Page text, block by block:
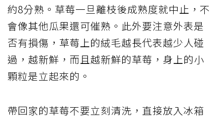
約8分熟。草莓一旦離枝後成熟度就中止，不
會像其他瓜果還可催熟。此外要注意外表是
否有損傷，草莓上的絨毛越長代表越少人碰
過，越新鮮，而且越新鮮的草莓，身上的小
顆粒是立起來的。
帶回家的草莓不要立刻清洗，直接放入冰箱